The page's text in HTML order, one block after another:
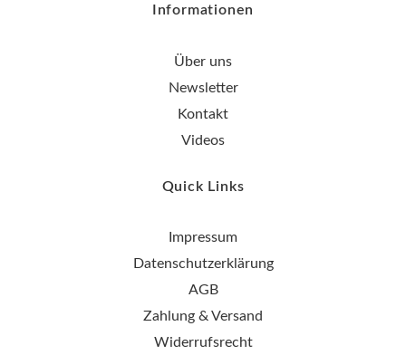
Informationen
Über uns
Newsletter
Kontakt
Videos
Quick Links
Impressum
Datenschutzerklärung
AGB
Zahlung & Versand
Widerrufsrecht